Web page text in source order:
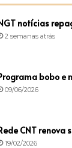
notícias
2 semanas atrás
bobo e
09/06/2026
CNT renova
19/02/2026